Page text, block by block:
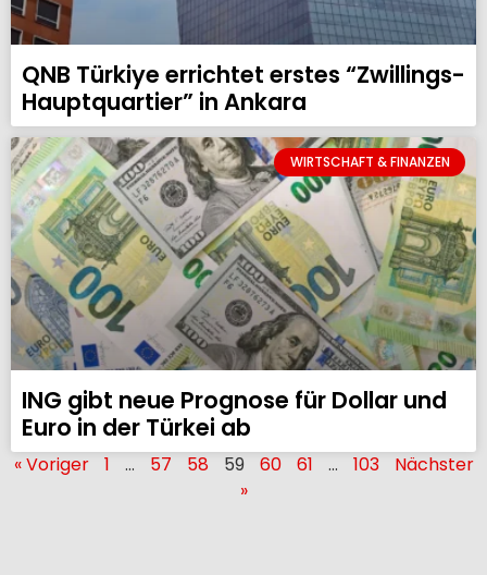
QNB Türkiye errichtet erstes “Zwillings-
Hauptquartier” in Ankara
WIRTSCHAFT & FINANZEN
ING gibt neue Prognose für Dollar und
Euro in der Türkei ab
« Voriger 1 … 57 58 59 60 61 … 103
Nächster
»